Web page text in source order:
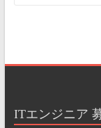
ITエンジニア